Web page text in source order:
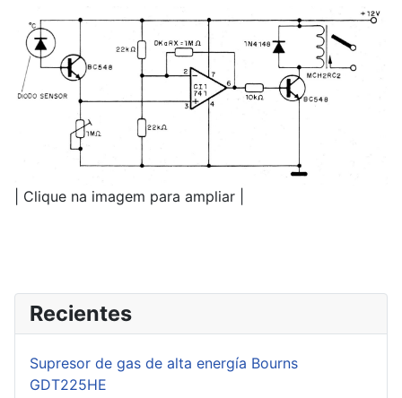
| Clique na imagem para ampliar |
Recientes
Supresor de gas de alta energía Bourns
GDT225HE